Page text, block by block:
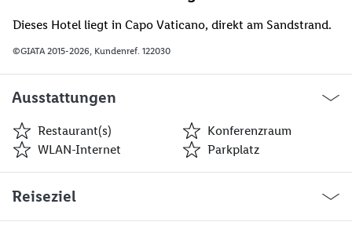
Dieses Hotel liegt in Capo Vaticano, direkt am Sandstrand.
©GIATA 2015-2026, Kundenref. 122030
Ausstattungen
Restaurant(s)
Konferenzraum
WLAN-Internet
Parkplatz
WLAN-Internet
Garage
Miniclub
Reiseziel